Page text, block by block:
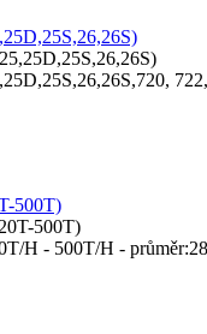
500T)
H - 500T/H -